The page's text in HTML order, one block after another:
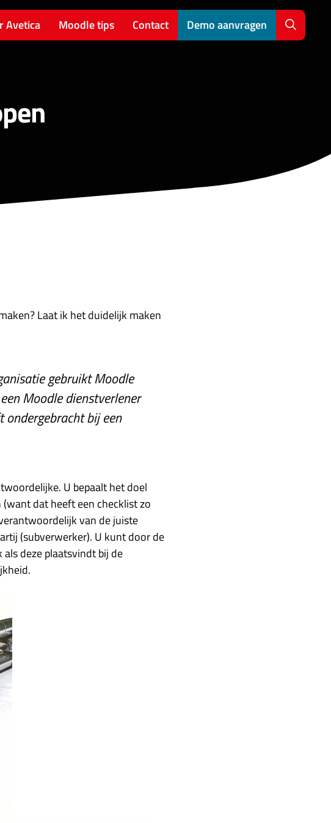
Avetica Moodle tips Contact Demo aanvragen
Laat ik het duidelijk maken
gebruikt Moodle
Moodle dienstverlener
ondergebracht bij een
U bepaalt het doel
dat heeft een checklist zo
van de juiste
(subverwerker). U kunt door de
deze plaatsvindt bij de